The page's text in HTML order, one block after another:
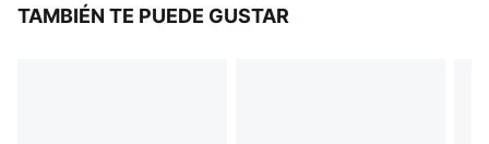
TAMBIÉN TE PUEDE GUSTAR